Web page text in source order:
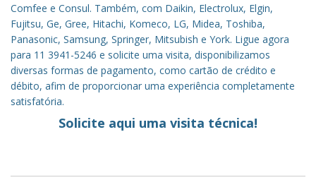
Comfee e Consul. Também, com Daikin, Electrolux, Elgin,
Fujitsu, Ge, Gree, Hitachi, Komeco, LG, Midea, Toshiba,
Panasonic, Samsung, Springer, Mitsubish e York. Ligue agora
para 11 3941-5246 e solicite uma visita, disponibilizamos
diversas formas de pagamento, como cartão de crédito e
débito, afim de proporcionar uma experiência completamente
satisfatória.
Solicite aqui uma visita técnica!